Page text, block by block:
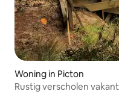
Woning in Picton
Rustig verscholen